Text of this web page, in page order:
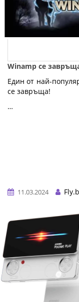
Winamp се
Един от най-
се завръща!
…
11.03.2024